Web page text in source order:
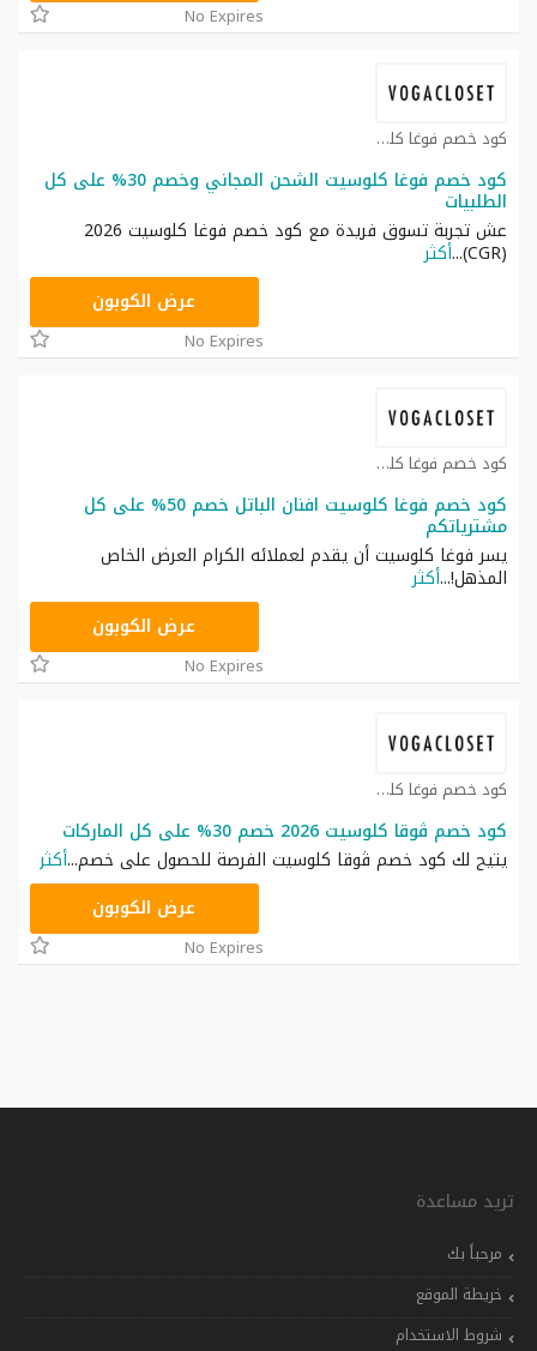
No Expires
كود خصم فوغا كلوسيت كوبون
كود خصم فوغا كلوسيت الشحن المجاني وخصم 30% على كل
الطلبيات
عش تجربة تسوق فريدة مع كود خصم فوغا كلوسيت 2026
(CGR)
...أكثر
عرض الكوبون
No Expires
كود خصم فوغا كلوسيت كوبون
كود خصم فوغا كلوسيت افنان الباتل خصم 50% على كل
مشترياتكم
يسر فوغا كلوسيت أن يقدم لعملائه الكرام العرض الخاص
المذهل!...أكثر
عرض الكوبون
No Expires
كود خصم فوغا كلوسيت كوبون
كود خصم ڤوقا كلوسيت 2026 خصم 30% على كل الماركات
يتيح لك كود خصم ڤوقا كلوسيت الفرصة للحصول على خصم...أكثر
عرض الكوبون
No Expires
تريد مساعدة
مرحباً بك
خريطة الموقع
شروط الاستخدام